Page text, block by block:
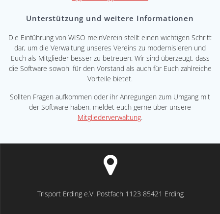
Unterstützung und weitere Informationen
Die Einführung von WISO meinVerein stellt einen wichtigen Schritt
dar, um die Verwaltung unseres Vereins zu modernisieren und
Euch als Mitglieder besser zu betreuen. Wir sind überzeugt, dass
die Software sowohl für den Vorstand als auch für Euch zahlreiche
Vorteile bietet.
Sollten Fragen aufkommen oder ihr Anregungen zum Umgang mit
der Software haben, meldet euch gerne über unsere
Mitgliederverwaltung.
Trisport Erding e.V. Postfach 1123 85421 Erding